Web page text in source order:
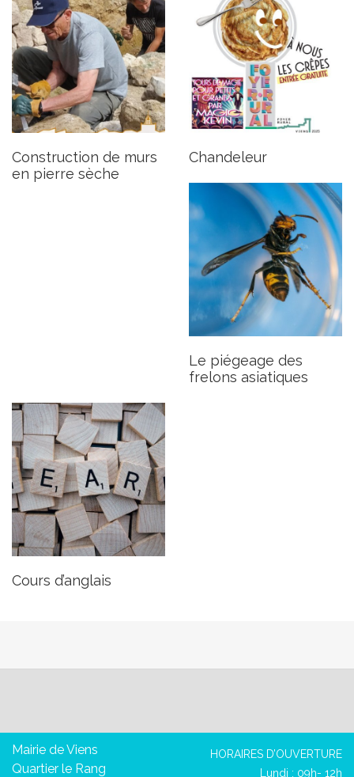
Construction de murs
en pierre sèche
Chandeleur
Le piégeage des frelons
asiatiques
Publié le jeudi 30 janvier 2025
Le piégeage des
frelons asiatiques
Cours d’anglais
Mairie de Viens
Quartier le Rang
HORAIRES D’OUVERTURE
Lundi : 09h- 12h